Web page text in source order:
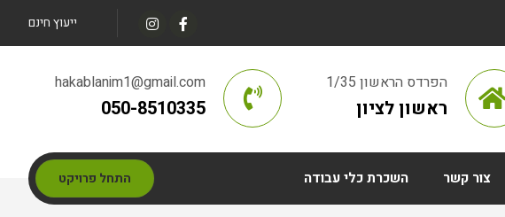
ייעוץ חינם
hakablanim1@gmail.com
050-8510335
הפרדס הראשון 1/35
ראשון לציון
צור קשר השכרת כלי עבודה התחל פרויקט